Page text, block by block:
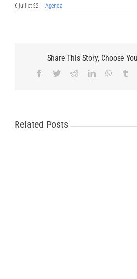
6 juillet 22 Agenda
Share This Story, Choose
Facebook
TwitterRedditLinkedIn
Related Posts